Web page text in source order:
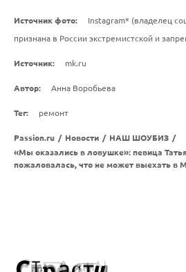
Источник фото:
Instagram* (владелец
признана в России экстремистской и
Источник: mk.ru
Автор: Анна Воробьева
Тег: ремонт
Passion.ru / Новости / НАШ ШОУБИЗ /
«Мы оказались в ловушке»: певица
пожаловалась, что не может выехать в